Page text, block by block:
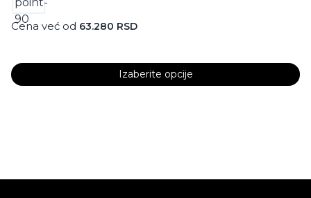
stranici
proizvoda.
Cena već od 63.280 RSD
Izaberite opcije
Opcije